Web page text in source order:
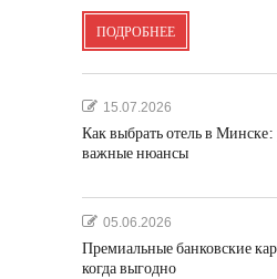
ПОДРОБНЕЕ
15.07.2026
Как выбрать отель в
важные нюансы
05.06.2026
Премиальные банковские
когда выгодно